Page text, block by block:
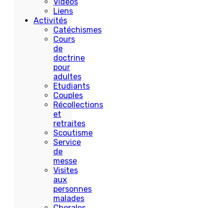
Liens
Activités
Catéchismes
Cours
de
doctrine
pour
adultes
Etudiants
Couples
Récollections
et
retraites
Scoutisme
Service
de
messe
Visites
aux
personnes
malades